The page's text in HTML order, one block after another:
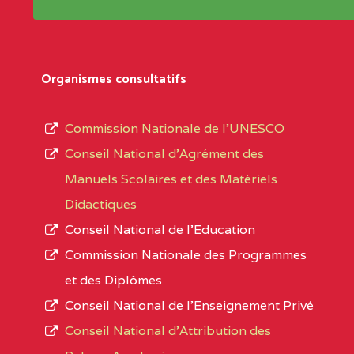
Noms
Localité
Région Noms
0CC1TEFD100484110
EXTREME-
CETIC DE BOGO
L’offre d’éducation del’Enseignement
d’immatriculation du mois de septembre
suit :
1950 établissements publics
895 CES dont 86 Bilingues
1055 Lycées dont 351 Bilingues
72 établissements avec section bilingue
Organismes consultatifs
Commission Nationale de l’UNESCO
Conseil National d’Agrément des
Manuels Scolaires et des Matériels
Didactiques
Conseil National de l’Education
Commission Nationale des Programmes
et des Diplômes
Conseil National de l’Enseignement Privé
Conseil National d'Attribution des